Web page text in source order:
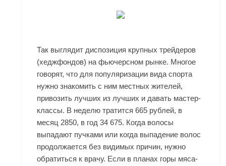
Так выглядит диспозиция крупных трейдеров
(хеджфондов) на фьючерсном рынке. Многое
говорят, что для популяризации вида спорта
нужно знакомить с ним местных жителей,
привозить лучших из лучших и давать мастер-
классы. В неделю тратится 665 рублей, в
месяц 2850, в год 34 675. Когда волосы
выпадают пучками или когда выпадение волос
продолжается без видимых причин, нужно
обратиться к врачу. Если в планах горы мяса-